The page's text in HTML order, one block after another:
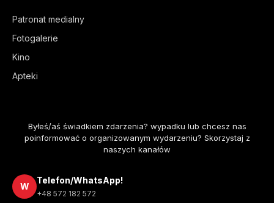
Patronat medialny
Fotogalerie
Kino
Apteki
Byłeś/aś świadkiem zdarzenia? wypadku lub chcesz nas
poinformować o organizowanym wydarzeniu? Skorzystaj z
naszych kanałów
W
Telefon/WhatsApp!
+48 572 182 572